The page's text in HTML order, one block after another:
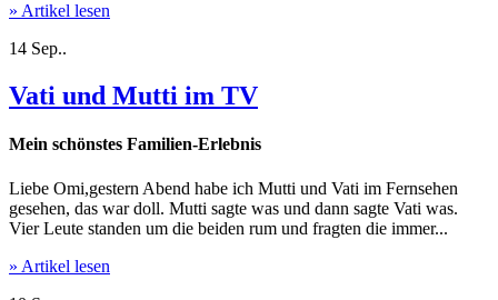
» Artikel lesen
14 Sep..
Vati und Mutti im TV
Mein schönstes Familien-Erlebnis
Liebe Omi,gestern Abend habe ich Mutti und Vati im Fernsehen
gesehen, das war doll. Mutti sagte was und dann sagte Vati was.
Vier Leute standen um die beiden rum und fragten die immer...
» Artikel lesen